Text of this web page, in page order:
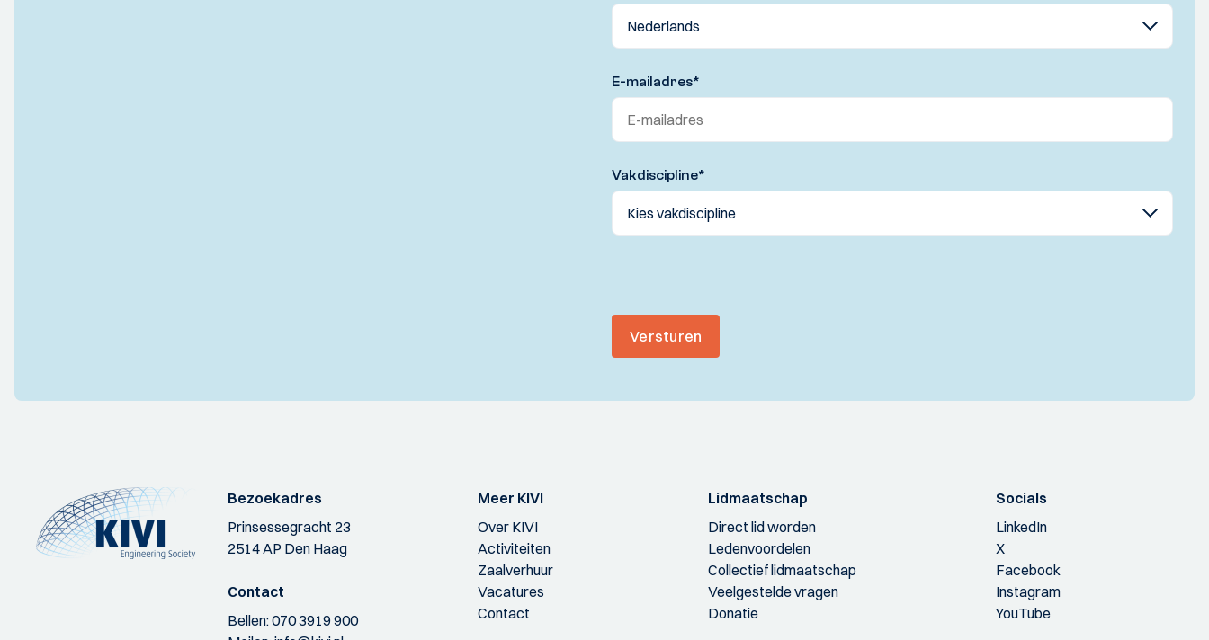
E-mailadres*
Vakdiscipline*
Versturen
Bezoekadres
Prinsessegracht 23
2514 AP Den Haag
Contact
Bellen:070 3919 900
Meer KIVI
Over KIVI
Activiteiten
Zaalverhuur
Vacatures
Contact
Lidmaatschap
Direct lid worden
Ledenvoordelen
Collectief lidmaatschap
Veelgestelde vragen
Donatie
Socials
LinkedIn
X
Facebook
Instagram
YouTube